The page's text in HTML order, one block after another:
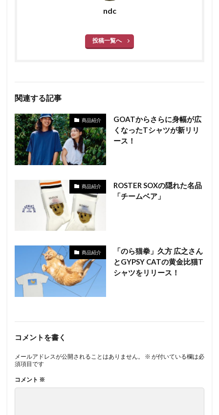
ndc
投稿一覧へ
関連する記事
商品紹介
GOATからさらに身幅が広
くなったTシャツが新リリ
ース！
商品紹介
ROSTER SOXの隠れた名品
「チームベア」
商品紹介
「のら猫拳」久方 広之さん
とGYPSY CATの黄金比猫T
シャツをリリース！
コメントを書く
メールアドレスが公開されることはありません。 ※ が付いている欄は必
須項目です
コメント ※